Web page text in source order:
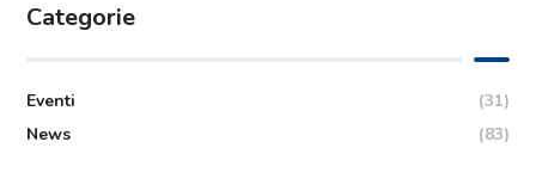
Categorie
Eventi
(31)
News
(83)